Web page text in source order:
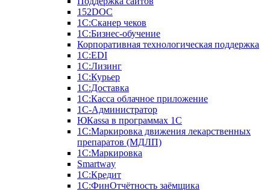
152DOC
1С:Сканер чеков
1С:Бизнес-обучение
Корпоративная технологическая поддержка
1С:ЕDI
1С:Лизинг
1С:Курьер
1С:Доставка
1С:Касса облачное приложение
1С-Администратор
ЮКаssа в программах 1С
1С:Маркировка движения лекарственных
препаратов (МДЛП)
1С:Маркировка
Smartway
1С:Кредит
1С:ФинОтчётность заёмщика